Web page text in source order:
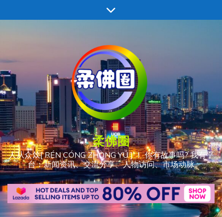
至
柔佛圈
人从众𠈌[ RÉN CÓNG ZHÒNG YÚ ] ！ 你有故事吗? 我有平
台：新闻资讯、交流分享、人物访问、市场动脉